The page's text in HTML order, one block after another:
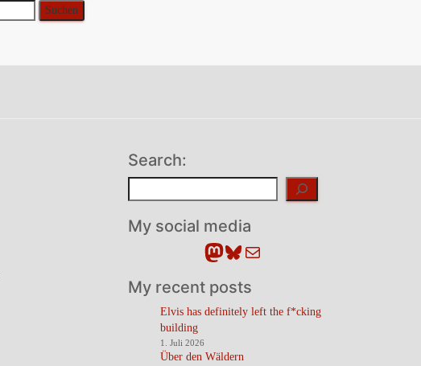
Search:
My social media
Mastodon
Bluesky
E-Mail
My recent posts
Elvis has definitely left the f*cking
building
1. Juli 2026
Über den Wäldern